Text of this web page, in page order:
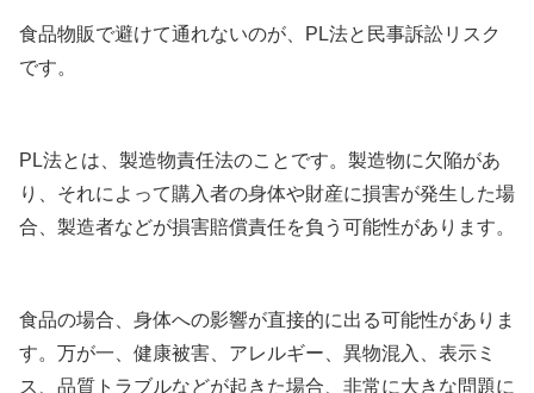
食品物販で避けて通れないのが、PL法と民事訴訟リスク
です。
PL法とは、製造物責任法のことです。製造物に欠陥があ
り、それによって購入者の身体や財産に損害が発生した場
合、製造者などが損害賠償責任を負う可能性があります。
食品の場合、身体への影響が直接的に出る可能性がありま
す。万が一、健康被害、アレルギー、異物混入、表示ミ
ス、品質トラブルなどが起きた場合、非常に大きな問題に